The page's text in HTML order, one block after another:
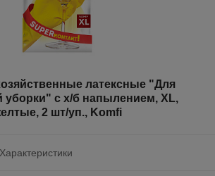
латексные "Для
уборки" с х/б напылением, XL,
2 шт/уп., Komfi
Характеристики